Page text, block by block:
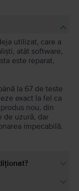
utilizat, care a
atât software,
este reparat,
la 67 de teste
exact la fel ca
nou, din
de uzură, dar
impecabilă.